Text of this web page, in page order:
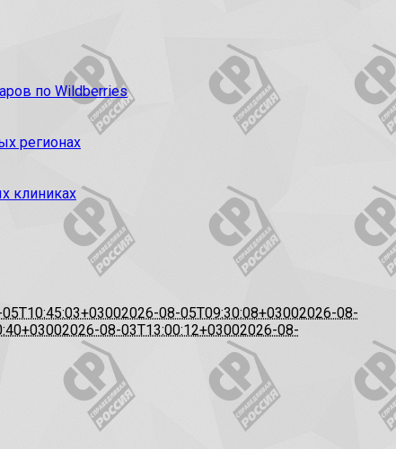
по Wildberries
регионах
клиниках
2026-08-05T09:30:08+03002026-08-
2026-08-03T13:00:12+03002026-08-